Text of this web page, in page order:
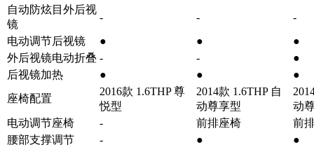
自动防炫目外后视
镜
- -
-
电动调节后视镜
● ●
●
外后视镜电动折叠 - -
●
后视镜加热
● ●
●
座椅配置
2016款 1.6THP 尊
悦型
2014款 1.6THP 自
动尊享型
动
电动调节座椅
- 前排座椅
前
腰部支撑调节
- ●
●